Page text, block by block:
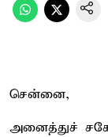
சென்னை,
அனைத்துச்